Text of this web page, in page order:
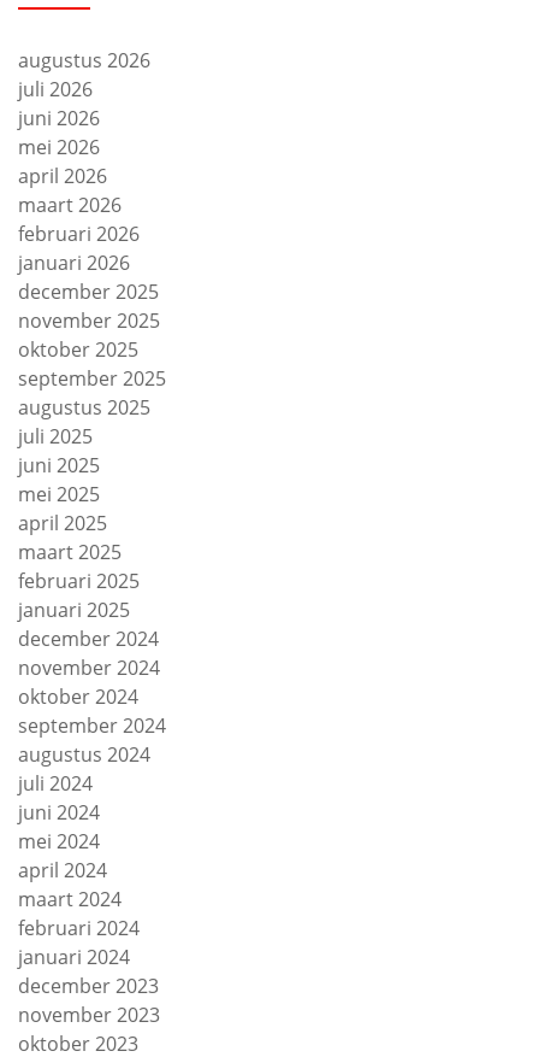
augustus 2026
juli 2026
juni 2026
mei 2026
april 2026
maart 2026
februari 2026
januari 2026
december 2025
november 2025
oktober 2025
september 2025
augustus 2025
juli 2025
juni 2025
mei 2025
april 2025
maart 2025
februari 2025
januari 2025
december 2024
november 2024
oktober 2024
september 2024
augustus 2024
juli 2024
juni 2024
mei 2024
april 2024
maart 2024
februari 2024
januari 2024
december 2023
november 2023
oktober 2023